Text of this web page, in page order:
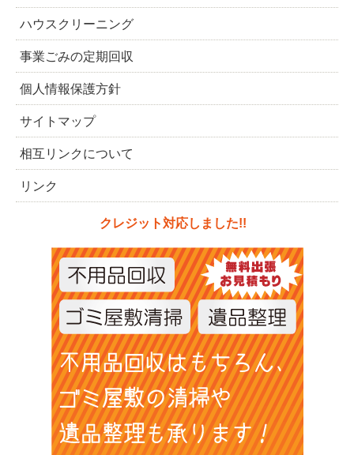
ハウスクリーニング
事業ごみの定期回収
個人情報保護方針
サイトマップ
相互リンクについて
リンク
クレジット対応しました!!